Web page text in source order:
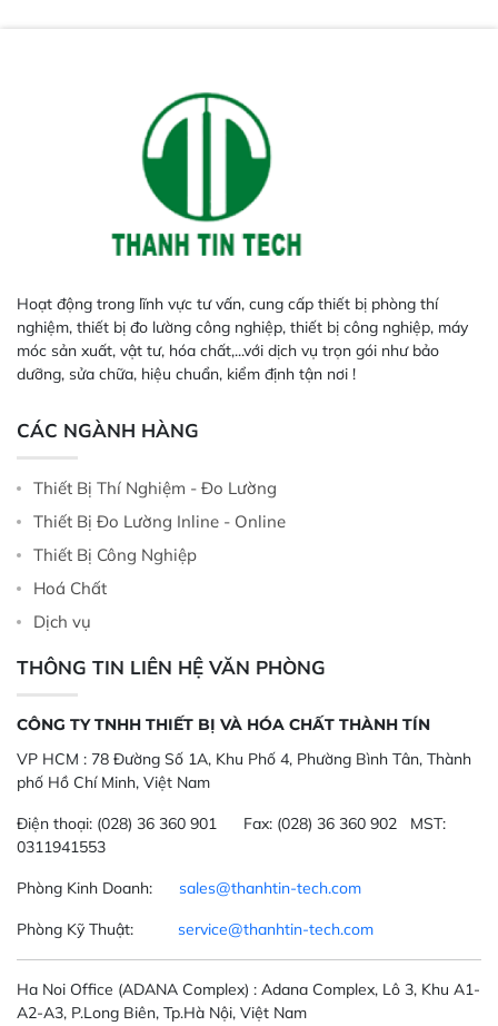
Hoạt động trong lĩnh vực tư vấn, cung cấp thiết bị phòng thí
nghiệm, thiết bị đo lường công nghiệp, thiết bị công nghiệp, máy
móc sản xuất, vật tư, hóa chất,...với dịch vụ trọn gói như bảo
dưỡng, sửa chữa, hiệu chuẩn, kiểm định tận nơi !
CÁC NGÀNH HÀNG
Thiết Bị Thí Nghiệm - Đo Lường
Thiết Bị Đo Lường Inline - Online
Thiết Bị Công Nghiệp
Hoá Chất
Dịch vụ
THÔNG TIN LIÊN HỆ VĂN PHÒNG
CÔNG TY TNHH THIẾT BỊ VÀ HÓA CHẤT THÀNH TÍN
VP HCM : 78 Đường Số 1A, Khu Phố 4, Phường Bình Tân, Thành
phố Hồ Chí Minh, Việt Nam
Điện thoại: (028) 36 360 901 Fax: (028) 36 360 902 MST:
0311941553
Phòng Kinh Doanh: sales@thanhtin-tech.com
Phòng Kỹ Thuật: service@thanhtin-tech.com
Ha Noi Office (ADANA Complex) : Adana Complex, Lô 3, Khu A1-
A2-A3, P.Long Biên, Tp.Hà Nội, Việt Nam